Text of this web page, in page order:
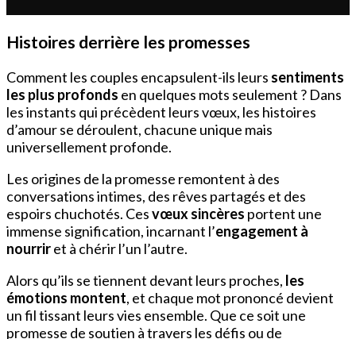
Histoires derrière les promesses
Comment les couples encapsulent-ils leurs sentiments
les plus profonds en quelques mots seulement ? Dans
les instants qui précèdent leurs vœux, les histoires
d’amour se déroulent, chacune unique mais
universellement profonde.
Les origines de la promesse remontent à des
conversations intimes, des rêves partagés et des
espoirs chuchotés. Cesvœux sincères portent une
immense signification, incarnant l’engagement à
nourriret à chérir l’un l’autre.
Alors qu’ils se tiennent devant leurs proches, les
émotions montent, et chaque mot prononcé devient
un fil tissant leurs vies ensemble. Que ce soit une
promesse de soutien à travers les défis ou de